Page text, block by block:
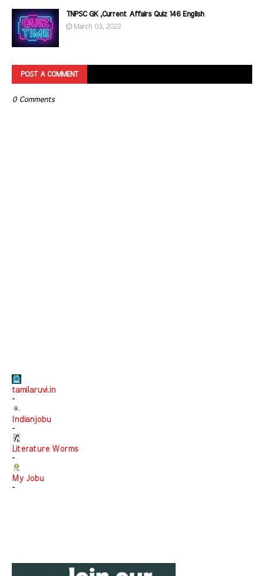
TNPSC GK ,Current Affairs Quiz 146 English
March 03, 2022
POST A COMMENT
0 Comments
tamilaruvi.in
-
Indianjobu
-
Literature Worms
-
My Jobu
-